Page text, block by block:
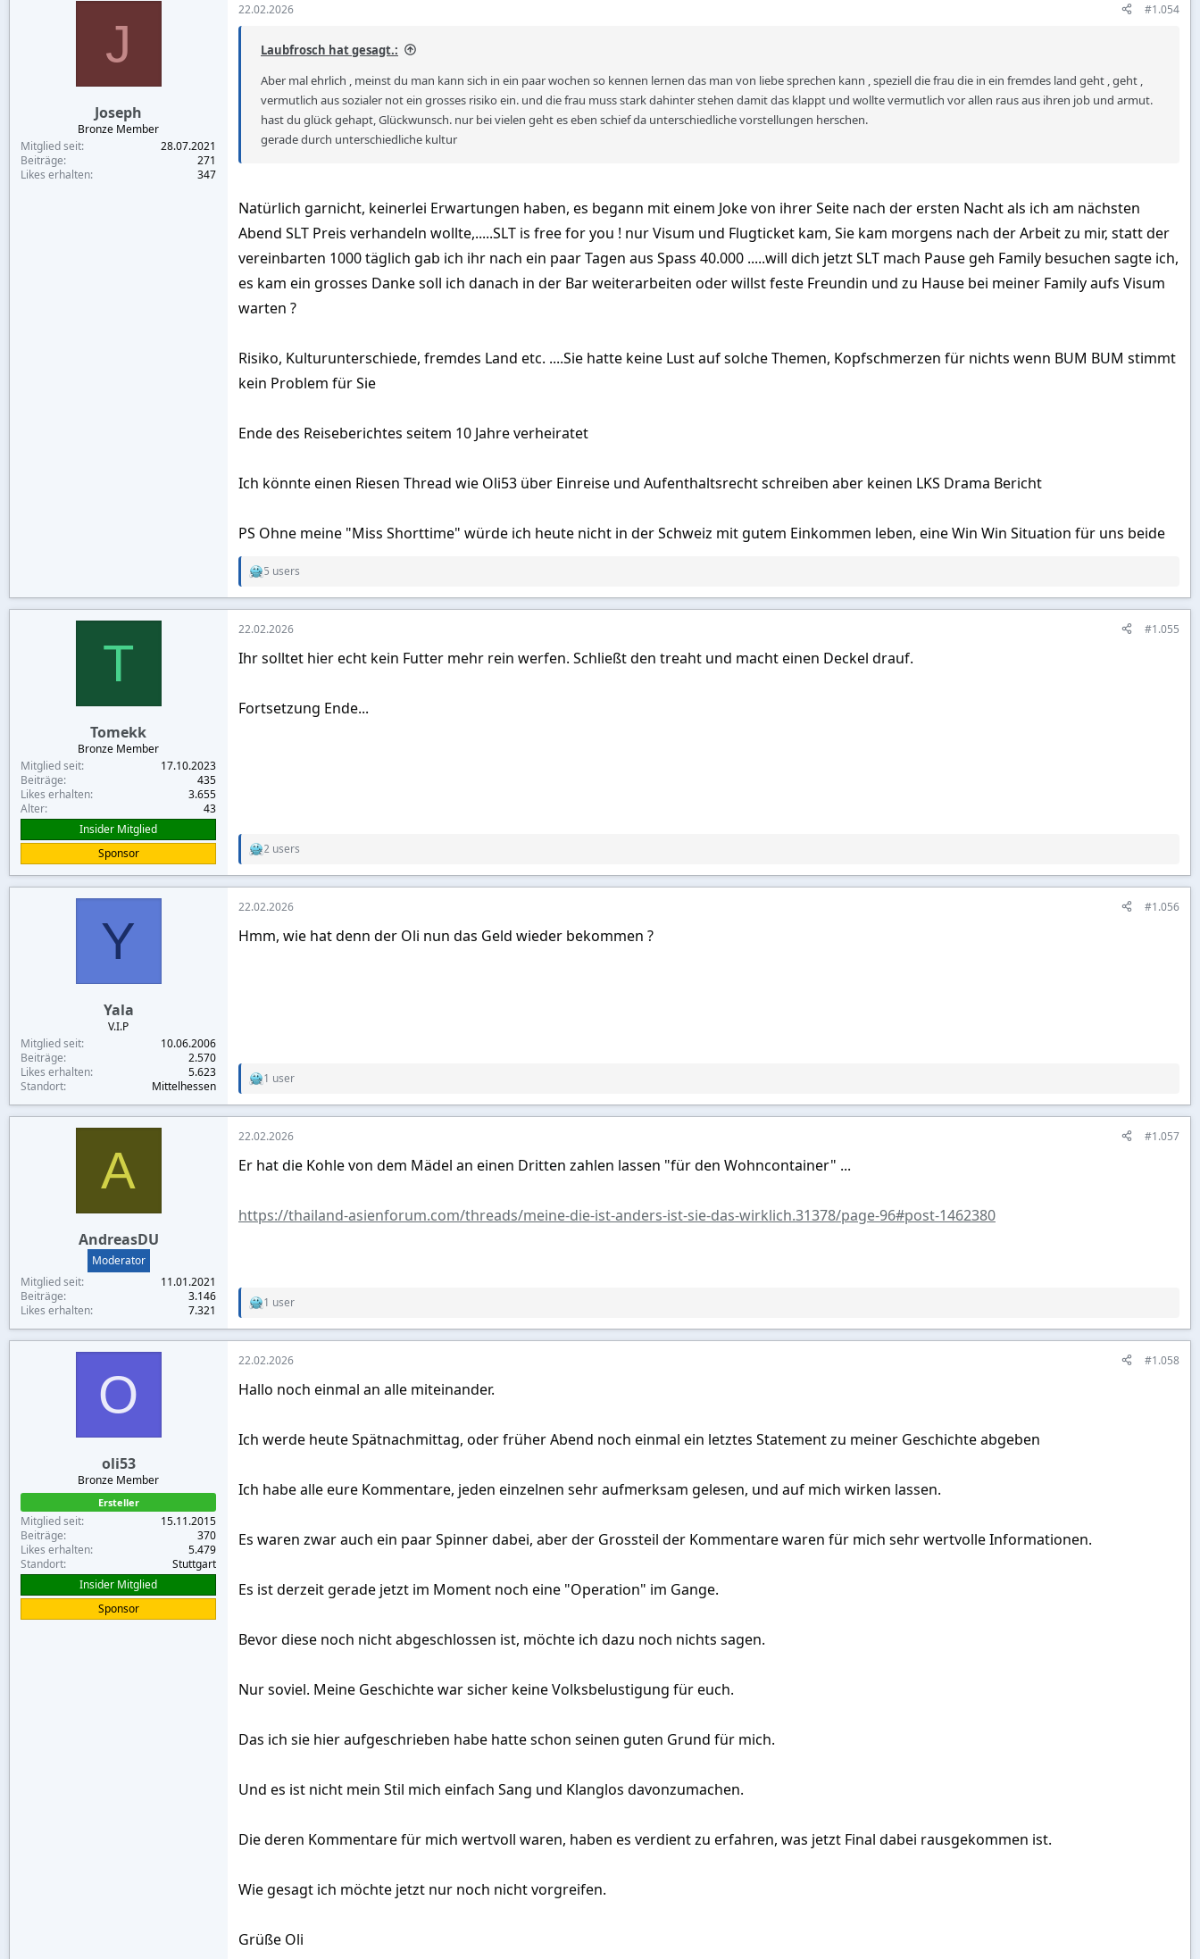
J
Joseph
Bronze Member
Mitglied seit
28.07.2021
Beiträge
271
Likes erhalten
347
22.02.2026 #1.054
Laubfrosch hat gesagt.:
Aber mal ehrlich , meinst du man kann sich in ein paar wochen so kennen lernen das man von liebe sprechen kann , speziell die frau die in ein fremdes land geht , geht ,
vermutlich aus sozialer not ein grosses risiko ein. und die frau muss stark dahinter stehen damit das klappt und wollte vermutlich vor allen raus aus ihren job und armut.
hast du glück gehapt, Glückwunsch. nur bei vielen geht es eben schief da unterschiedliche vorstellungen herschen.
gerade durch unterschiedliche kultur
Natürlich garnicht, keinerlei Erwartungen haben, es begann mit einem Joke von ihrer Seite nach der ersten Nacht als ich am nächsten
Abend SLT Preis verhandeln wollte,.....SLT is free for you ! nur Visum und Flugticket kam, Sie kam morgens nach der Arbeit zu mir, statt der
vereinbarten 1000 täglich gab ich ihr nach ein paar Tagen aus Spass 40.000 .....will dich jetzt SLT mach Pause geh Family besuchen sagte ich,
es kam ein grosses Danke soll ich danach in der Bar weiterarbeiten oder willst feste Freundin und zu Hause bei meiner Family aufs Visum
warten ?
Risiko, Kulturunterschiede, fremdes Land etc. ....Sie hatte keine Lust auf solche Themen, Kopfschmerzen für nichts wenn BUM BUM stimmt
kein Problem für Sie
Ende des Reiseberichtes seitem 10 Jahre verheiratet
Ich könnte einen Riesen Thread wie Oli53 über Einreise und Aufenthaltsrecht schreiben aber keinen LKS Drama Bericht
PS Ohne meine "Miss Shorttime" würde ich heute nicht in der Schweiz mit gutem Einkommen leben, eine Win Win Situation für uns beide
R
t
o
:
5 users
T
Tomekk
Bronze Member
Mitglied seit
17.10.2023
Beiträge
435
Likes erhalten
3.655
Alter
43
Insider Mitglied
Sponsor
22.02.2026 #1.055
Ihr solltet hier echt kein Futter mehr rein werfen. Schließt den treaht und macht einen Deckel drauf.
Fortsetzung Ende...
R
t
o
2 users
Y
Yala
V.I.P
Mitglied seit
10.06.2006
Beiträge
2.570
Likes erhalten
5.623
Standort
Mittelhessen
22.02.2026 #1.056
Hmm, wie hat denn der Oli nun das Geld wieder bekommen ?
R
t
o
:
1 user
A
AndreasDU
Moderator
Mitglied seit
11.01.2021
Beiträge
3.146
Likes erhalten
7.321
22.02.2026 #1.057
Er hat die Kohle von dem Mädel an einen Dritten zahlen lassen "für den Wohncontainer" ...
https://thailand-asienforum.com/threads/meine-die-ist-anders-ist-sie-das-wirklich.31378/page-96#post-1462380
R
t
o
:
1 user
O
oli53
Bronze Member
Ersteller
Mitglied seit
15.11.2015
Beiträge
370
Likes erhalten
5.479
Standort
Stuttgart
Insider Mitglied
Sponsor
22.02.2026 #1.058
Hallo noch einmal an alle miteinander.
Ich werde heute Spätnachmittag, oder früher Abend noch einmal ein letztes Statement zu meiner Geschichte abgeben
Ich habe alle eure Kommentare, jeden einzelnen sehr aufmerksam gelesen, und auf mich wirken lassen.
Es waren zwar auch ein paar Spinner dabei, aber der Grossteil der Kommentare waren für mich sehr wertvolle Informationen.
Es ist derzeit gerade jetzt im Moment noch eine "Operation" im Gange.
Bevor diese noch nicht abgeschlossen ist, möchte ich dazu noch nichts sagen.
Nur soviel. Meine Geschichte war sicher keine Volksbelustigung für euch.
Das ich sie hier aufgeschrieben habe hatte schon seinen guten Grund für mich.
Und es ist nicht mein Stil mich einfach Sang und Klanglos davonzumachen.
Die deren Kommentare für mich wertvoll waren, haben es verdient zu erfahren, was jetzt Final dabei rausgekommen ist.
Wie gesagt ich möchte jetzt nur noch nicht vorgreifen.
Grüße Oli